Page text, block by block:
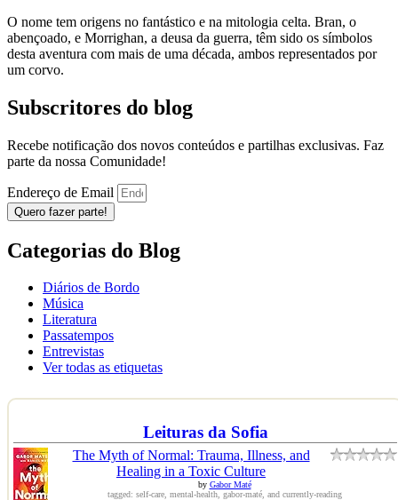
O nome tem origens no fantástico e na mitologia celta. Bran, o
abençoado, e Morrighan, a deusa da guerra, têm sido os símbolos
desta aventura com mais de uma década, ambos representados por
um corvo.
Subscritores do blog
Recebe notificação dos novos conteúdos e partilhas exclusivas. Faz
parte da nossa Comunidade!
Endereço de Email
Quero fazer parte!
Categorias do Blog
Diários de Bordo
Música
Literatura
Passatempos
Entrevistas
Ver todas as etiquetas
Leituras da Sofia
The Myth of Normal: Trauma, Illness, and
Healing in a Toxic Culture
by Gabor Maté
tagged: self-care, mental-health, gabor-maté, and currently-reading